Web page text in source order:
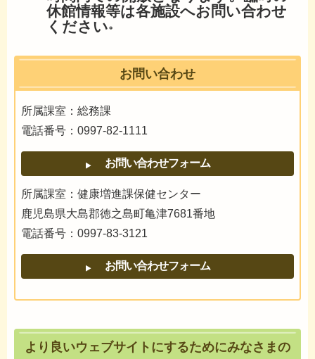
休館情報等は各施設へお問い合わせ
ください。
お問い合わせ
所属課室：総務課
電話番号：0997-82-1111
所属課室：健康増進課保健センター
鹿児島県大島郡徳之島町亀津7681番地
電話番号：0997-83-3121
より良いウェブサイトにするためにみなさまの